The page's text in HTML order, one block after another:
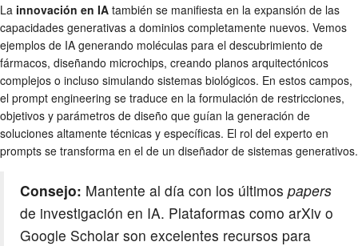
La innovación en IA también se manifiesta en la expansión de las
capacidades generativas a dominios completamente nuevos. Vemos
ejemplos de IA generando moléculas para el descubrimiento de
fármacos, diseñando microchips, creando planos arquitectónicos
complejos o incluso simulando sistemas biológicos. En estos campos,
el prompt engineering se traduce en la formulación de restricciones,
objetivos y parámetros de diseño que guían la generación de
soluciones altamente técnicas y específicas. El rol del experto en
prompts se transforma en el de un diseñador de sistemas generativos.
Consejo: Mantente al día con los últimos papers
de investigación en IA. Plataformas como arXiv o
Google Scholar son excelentes recursos para